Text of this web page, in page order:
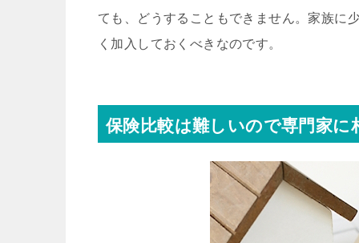
ても、どうすることもできません。家族に
く加入しておくべきなのです。
保険比較は難しいので専門家に